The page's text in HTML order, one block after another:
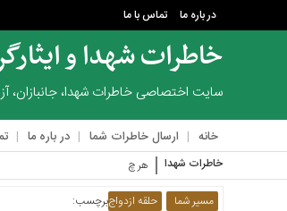
در باره ما تماس با ما
خاطرات شهدا و
سایت اختصاصی خاطرات شهدا، جانبازان،
خانه ارسال خاطرات شما در باره ما
در
ما
تماس
خاطرات شهدا هر چه از مجروح‌ها در ل
مسیر شما برچسب:حلقه ازدواج